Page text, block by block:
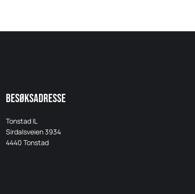
Besøksadresse
Tonstad IL
Sirdalsveien 3934
4440 Tonstad